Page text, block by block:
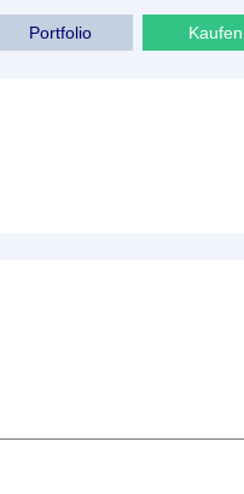
Kaufen
Portfolio